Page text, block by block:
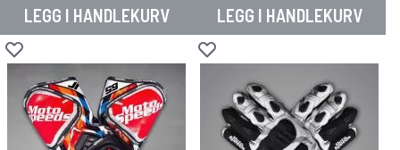
LEGG I HANDLEKURV
Legg til i ønskeliste
LEGG I HANDLEKURV
Legg til i ønskeliste